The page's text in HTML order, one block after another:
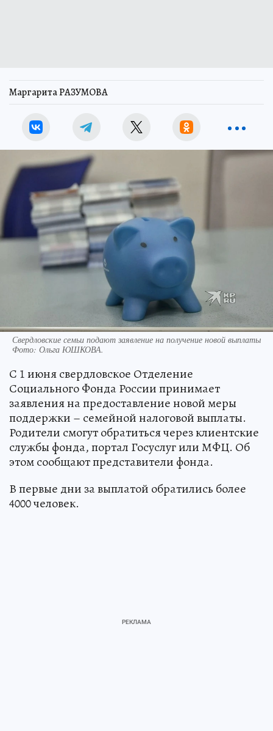
Маргарита РАЗУМОВА
Свердловские семьи подают заявление на получение новой выплаты
Фото: Ольга ЮШКОВА.
С 1 июня свердловское Отделение
Социального Фонда России принимает
заявления на предоставление новой меры
поддержки – семейной налоговой выплаты.
Родители смогут обратиться через клиентские
службы фонда, портал Госуслуг или МФЦ. Об
этом сообщают представители фонда.
В первые дни за выплатой обратились более
4000 человек.